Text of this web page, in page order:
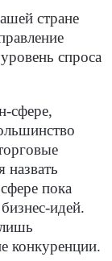
стране
спроса
сфере,
назвать
пока
идей.
конкуренции.